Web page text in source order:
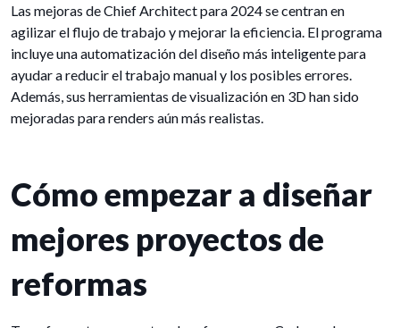
Las mejoras de Chief Architect para 2024 se centran en
agilizar el flujo de trabajo y mejorar la eficiencia. El programa
incluye una automatización del diseño más inteligente para
ayudar a reducir el trabajo manual y los posibles errores.
Además, sus herramientas de visualización en 3D han sido
mejoradas para renders aún más realistas.
Cómo empezar a diseñar
mejores proyectos de
reformas